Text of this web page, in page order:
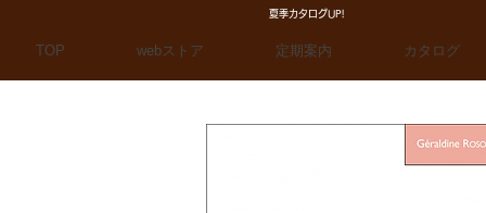
夏季カタログUP!
TOP webストア 定期案内 カタログ